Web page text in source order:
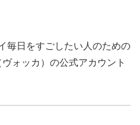
毎日をすごしたい人のための
ォッカ）の公式アカウント